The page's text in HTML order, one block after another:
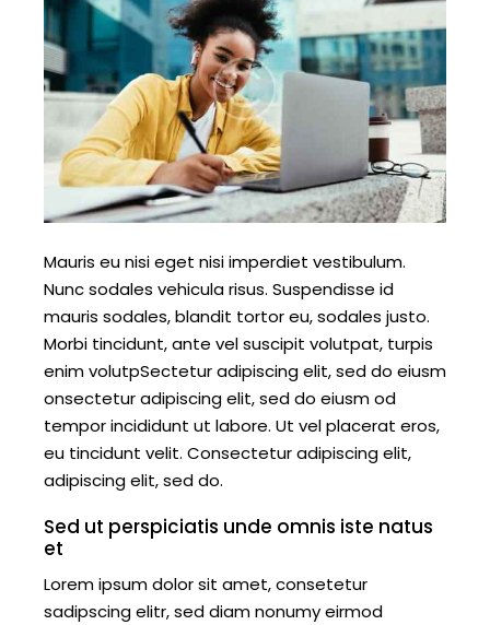
Mauris eu nisi eget nisi imperdiet vestibulum.
Nunc sodales vehicula risus. Suspendisse id
mauris sodales, blandit tortor eu, sodales justo.
Morbi tincidunt, ante vel suscipit volutpat, turpis
enim volutpSectetur adipiscing elit, sed do eiusm
onsectetur adipiscing elit, sed do eiusm od
tempor incididunt ut labore. Ut vel placerat eros,
eu tincidunt velit. Consectetur adipiscing elit,
adipiscing elit, sed do.
Sed ut perspiciatis unde omnis iste natus
et
Lorem ipsum dolor sit amet, consetetur
sadipscing elitr, sed diam nonumy eirmod